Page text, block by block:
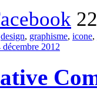
design, graphisme, icone,
décembre 2012